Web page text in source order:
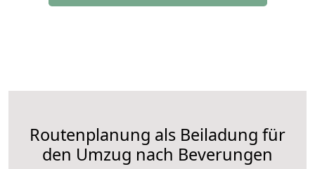
Routenplanung als Beiladung für
den Umzug nach Beverungen